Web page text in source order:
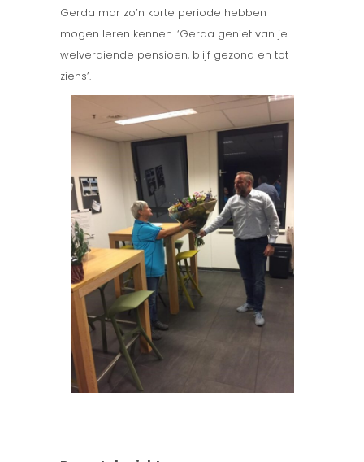
Gerda mar zo’n korte periode hebben
mogen leren kennen. ‘Gerda geniet van je
welverdiende pensioen, blijf gezond en tot
ziens’.